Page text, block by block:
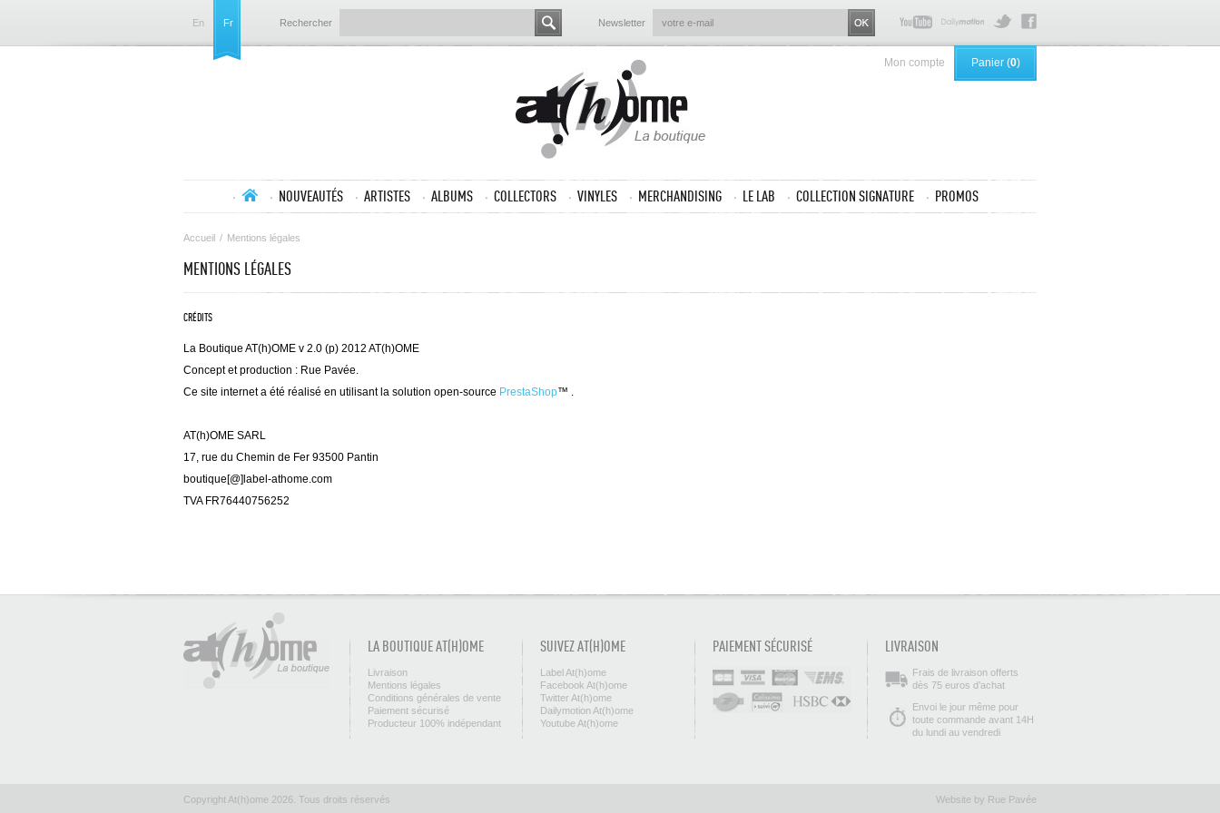
En Fr Rechercher Newsletter
Mon compte Panier (0)
NOUVEAUTÉS ARTISTES ALBUMS COLLECTORS VINYLES MERCHANDISING LE LAB COLLECTION SIGNATURE PROMOS
Accueil / Mentions légales
MENTIONS LÉGALES
CRÉDITS
La Boutique AT(h)OME v 2.0 (p) 2012 AT(h)OME
Concept et production : Rue Pavée.
Ce site internet a été réalisé en utilisant la solution open-source PrestaShop™ .
AT(h)OME SARL
17, rue du Chemin de Fer 93500 Pantin
boutique[@]label-athome.com
TVA FR76440756252
LA BOUTIQUE AT(H)OME
Livraison
Mentions légales
Conditions générales de vente
Paiement sécurisé
Producteur 100% indépendant
SUIVEZ AT(H)OME
Label At(h)ome
Facebook At(h)ome
Twitter At(h)ome
Dailymotion At(h)ome
Youtube At(h)ome
PAIEMENT SÉCURISÉ LIVRAISON
Frais de livraison offerts
dès 75 euros d’achat
Envoi le jour même pour
toute commande avant 14H
du lundi au vendredi
Copyright At(h)ome 2026. Tous droits réservés Website by Rue Pavée